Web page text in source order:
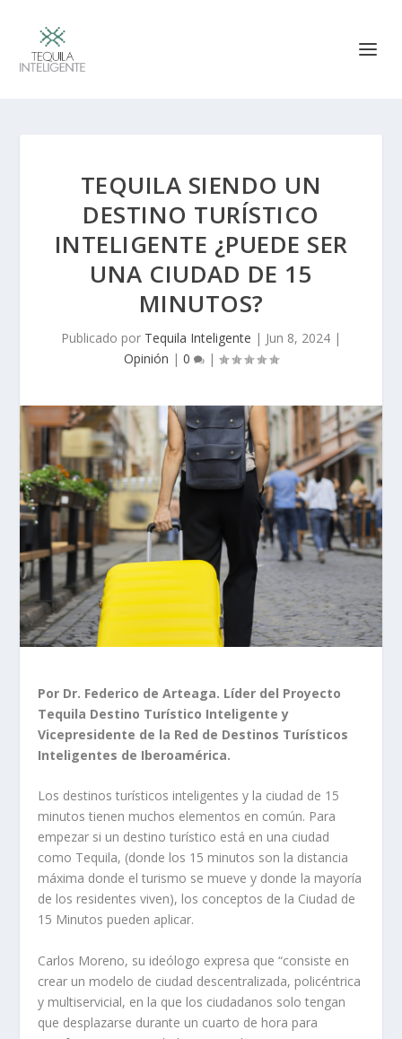
TEQUILA SIENDO UN
DESTINO TURÍSTICO
INTELIGENTE ¿PUEDE SER
UNA CIUDAD DE 15
MINUTOS?
Publicado por Tequila Inteligente | Jun 8, 2024 |
Opinión | 0 |
Por Dr. Federico de Arteaga. Líder del Proyecto
Tequila Destino Turístico Inteligente y
Vicepresidente de la Red de Destinos Turísticos
Inteligentes de Iberoamérica.
Los destinos turísticos inteligentes y la ciudad de 15
minutos tienen muchos elementos en común. Para
empezar si un destino turístico está en una ciudad
como Tequila, (donde los 15 minutos son la distancia
máxima donde el turismo se mueve y donde la mayoría
de los residentes viven), los conceptos de la Ciudad de
15 Minutos pueden aplicar.
Carlos Moreno, su ideólogo expresa que“consiste en
crear un modelo de ciudad descentralizada, policéntrica
y multiservicial, en la que los ciudadanos solo tengan
que desplazarse durante un cuarto de hora para